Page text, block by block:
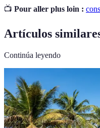
📺 Pour aller plus loin :
Artículos
Continúa leyendo